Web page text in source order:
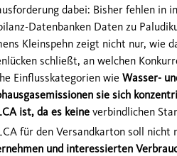
dabei: Bisher fehlen in
Datenbanken Daten zu
Kleinspehn zeigt nicht nur, wie
schließt, an welchen
Einflusskategorien wie Wasser-
sie sich
ist, da es keine verbindlichen
für den Versandkarton soll
und interessierten